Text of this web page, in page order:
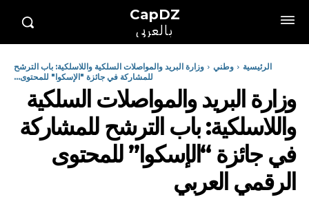
CapDZ
بالعربي
الرئيسية وطني
وزارة البريد والمواصلات السلكية واللاسلكية: باب الترشح
للمشاركة في جائزة "الإسكوا" للمحتوى...
وزارة البريد والمواصلات السلكية
واللاسلكية: باب الترشح للمشاركة
في جائزة “الإسكوا” للمحتوى
الرقمي العربي